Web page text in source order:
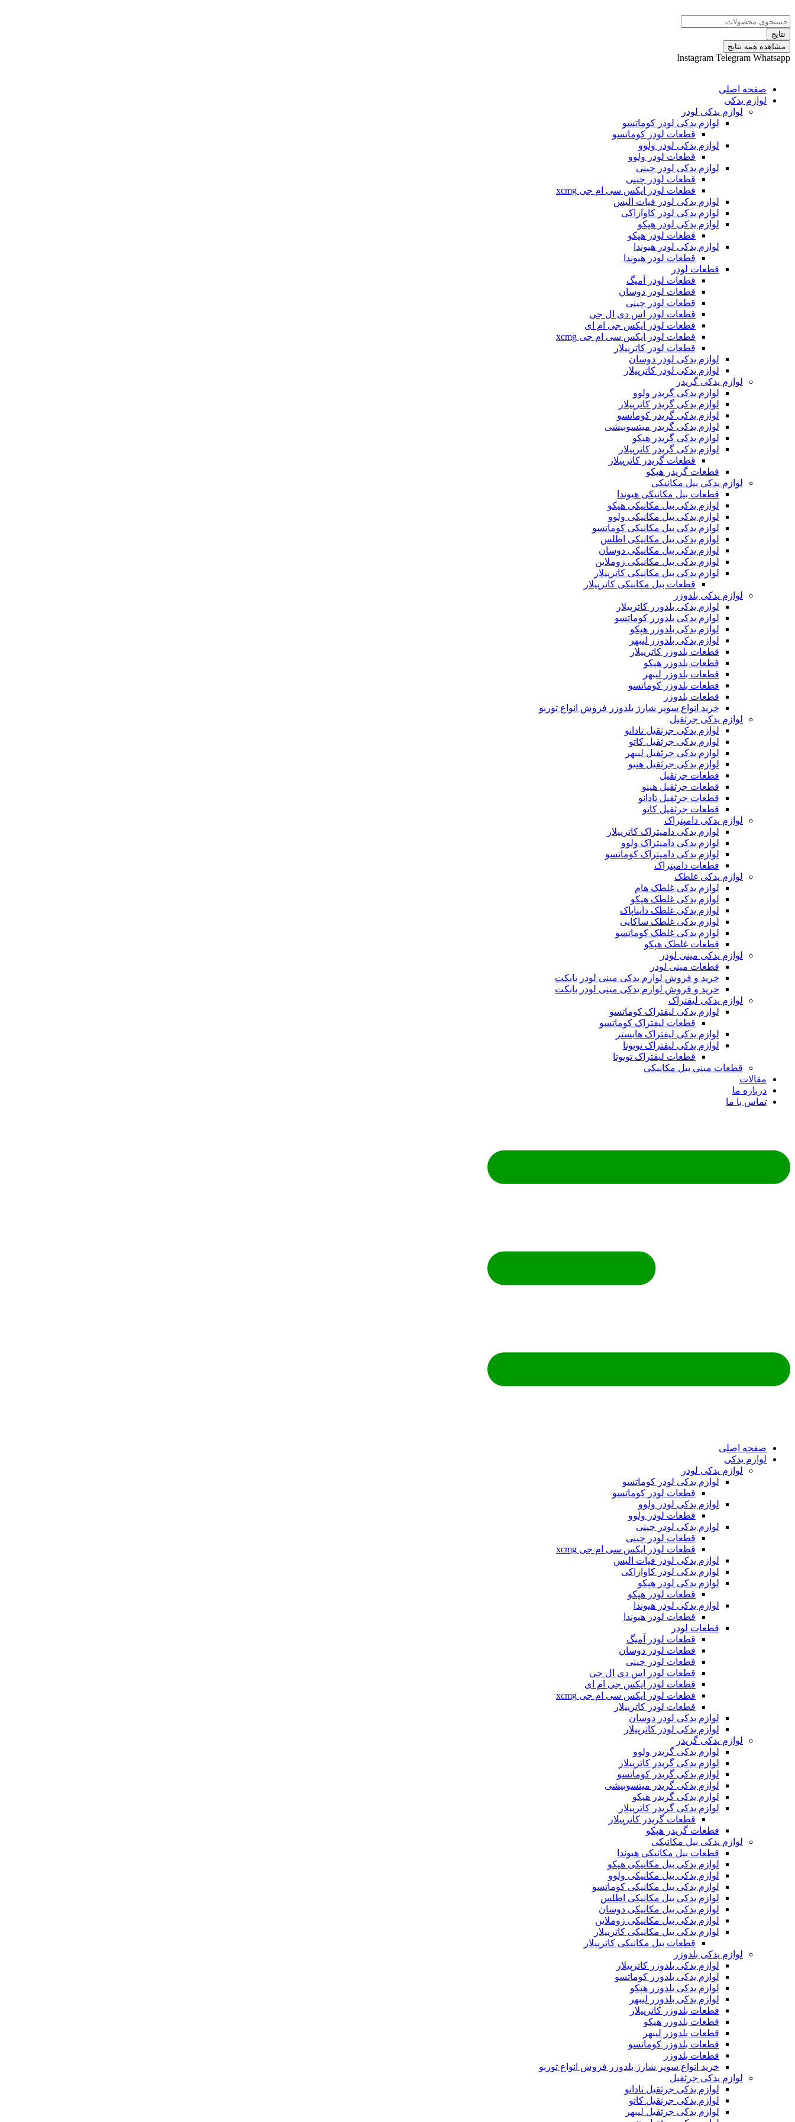
به
محتوا
Search
...نتایج
مشاهده همه نتایج
Instagram Telegram Whatsapp
صفحه اصلی
لوازم یدکی
لوازم یدکی لودر
لوازم یدکی لودر کوماتسو
قطعات لودر کوماتسو
لوازم یدکی لودر ولوو
قطعات لودر ولوو
لوازم یدکی لودر چینی
قطعات لودر چینی
قطعات لودر ایکس سی ام جی xcmg
لوازم یدکی لودر فیات الیس
لوازم یدکی لودر کاوازاکی
لوازم یدکی لودر هپکو
قطعات لودر هپکو
لوازم یدکی لودر هیوندا
قطعات لودر هیوندا
قطعات لودر
قطعات لودر آمیگ
قطعات لودر دوسان
قطعات لودر چینی
قطعات لودر اس دی ال جی
قطعات لودر ایکس جی ام ای
قطعات لودر ایکس سی ام جی xcmg
قطعات لودر کاترپیلار
لوازم یدکی لودر دوسان
لوازم یدکی لودر کاترپیلار
لوازم یدکی گریدر
لوازم یدکی گریدر ولوو
لوازم یدکی گریدر کاترپیلار
لوازم یدکی گریدر کوماتسو
لوازم یدکی گریدر میتسوبیشی
لوازم یدکی گریدر هپکو
لوازم یدکی گریدر کاترپیلار
قطعات گریدر کاترپیلار
قطعات گریدر هپکو
لوازم یدکی بیل مکانیکی
قطعات بیل مکانیکی هیوندا
لوازم یدکی بیل مکانیکی هپکو
لوازم یدکی بیل مکانیکی ولوو
لوازم یدکی بیل مکانیکی کوماتسو
لوازم یدکی بیل مکانیکی اطلس
لوازم یدکی بیل مکانیکی دوسان
لوازم یدکی بیل مکانیکی زوملاین
لوازم یدکی بیل مکانیکی کاترپیلار
قطعات بیل مکانیکی کاترپیلار
لوازم یدکی بلدوزر
لوازم یدکی بلدوزر کاترپیلار
لوازم یدکی بلدوزر کوماتسو
لوازم یدکی بلدوزر هپکو
لوازم یدکی بلدوزر لیبهر
قطعات بلدوزر کاترپیلار
قطعات بلدوزر هپکو
قطعات بلدوزر لیبهر
قطعات بلدوزر کوماتسو
قطعات بلدوزر
خرید انواع سوپر شارژ بلدوزر فروش انواع توربو
لوازم یدکی جرثقیل
لوازم یدکی جرثقیل تادانو
لوازم یدکی جرثقیل کاتو
لوازم یدکی جرثقیل لیبهر
لوازم یدکی جرثقیل هنیو
قطعات جرثقیل
قطعات جرثقیل هینو
قطعات جرثقیل تادانو
قطعات جرثقیل کاتو
لوازم یدکی دامپتراک
لوازم یدکی دامپتراک کاترپیلار
لوازم یدکی دامپتراک ولوو
لوازم یدکی دامپتراک کوماتسو
قطعات دامپتراک
لوازم یدکی غلطک
لوازم یدکی غلطک هام
لوازم یدکی غلطک هپکو
لوازم یدکی غلطک دایناپاک
لوازم یدکی غلطک ساکایی
لوازم یدکی غلطک کوماتسو
قطعات غلطک هپکو
لوازم یدکی مینی لودر
قطعات مینی لودر
خرید و فروش لوازم یدکی مینی لودر بابکت
خرید و فروش لوازم یدکی مینی لودر بابکت
لوازم یدکی لیفتراک
لوازم یدکی لیفتراک کوماتسو
قطعات لیفتراک کوماتسو
لوازم یدکی لیفتراک هایستر
لوازم یدکی لیفتراک تویوتا
قطعات لیفتراک تویوتا
قطعات مینی بیل مکانیکی
مقالات
درباره ما
تماس با ما
صفحه اصلی
لوازم یدکی
لوازم یدکی لودر
لوازم یدکی لودر کوماتسو
قطعات لودر کوماتسو
لوازم یدکی لودر ولوو
قطعات لودر ولوو
لوازم یدکی لودر چینی
قطعات لودر چینی
قطعات لودر ایکس سی ام جی xcmg
لوازم یدکی لودر فیات الیس
لوازم یدکی لودر کاوازاکی
لوازم یدکی لودر هپکو
قطعات لودر هپکو
لوازم یدکی لودر هیوندا
قطعات لودر هیوندا
قطعات لودر
قطعات لودر آمیگ
قطعات لودر دوسان
قطعات لودر چینی
قطعات لودر اس دی ال جی
قطعات لودر ایکس جی ام ای
قطعات لودر ایکس سی ام جی xcmg
قطعات لودر کاترپیلار
لوازم یدکی لودر دوسان
لوازم یدکی لودر کاترپیلار
لوازم یدکی گریدر
لوازم یدکی گریدر ولوو
لوازم یدکی گریدر کاترپیلار
لوازم یدکی گریدر کوماتسو
لوازم یدکی گریدر میتسوبیشی
لوازم یدکی گریدر هپکو
لوازم یدکی گریدر کاترپیلار
قطعات گریدر کاترپیلار
قطعات گریدر هپکو
لوازم یدکی بیل مکانیکی
قطعات بیل مکانیکی هیوندا
لوازم یدکی بیل مکانیکی هپکو
لوازم یدکی بیل مکانیکی ولوو
لوازم یدکی بیل مکانیکی کوماتسو
لوازم یدکی بیل مکانیکی اطلس
لوازم یدکی بیل مکانیکی دوسان
لوازم یدکی بیل مکانیکی زوملاین
لوازم یدکی بیل مکانیکی کاترپیلار
قطعات بیل مکانیکی کاترپیلار
لوازم یدکی بلدوزر
لوازم یدکی بلدوزر کاترپیلار
لوازم یدکی بلدوزر کوماتسو
لوازم یدکی بلدوزر هپکو
لوازم یدکی بلدوزر لیبهر
قطعات بلدوزر کاترپیلار
قطعات بلدوزر هپکو
قطعات بلدوزر لیبهر
قطعات بلدوزر کوماتسو
قطعات بلدوزر
خرید انواع سوپر شارژ بلدوزر فروش انواع توربو
لوازم یدکی جرثقیل
لوازم یدکی جرثقیل تادانو
لوازم یدکی جرثقیل کاتو
لوازم یدکی جرثقیل لیبهر